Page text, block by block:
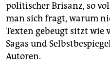
politischer Brisanz, so
man sich fragt, warum
Texten gebeugt sitzt wie
Sagas und
Autoren.